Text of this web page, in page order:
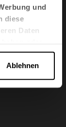
und
diese
Daten
oder
Ablehnen